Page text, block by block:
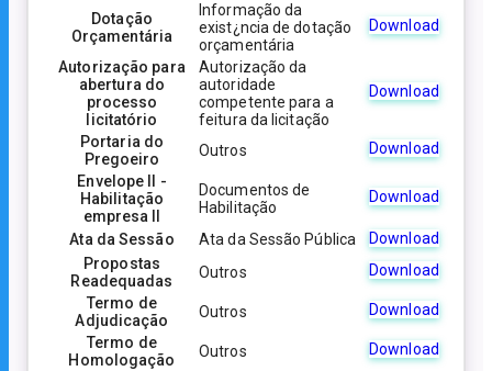
Dotação
Orçamentária
Informação da
exist¿ncia de dotação
orçamentária
Download
Autorização para
abertura do
processo
licitatório
Autorização da
autoridade
competente para a
feitura da licitação
Download
Portaria do
Pregoeiro
Outros
Download
Envelope II -
Habilitação
empresa II
Documentos de
Habilitação
Download
Ata da Sessão Ata da Sessão Pública
Download
Propostas
Readequadas
Outros
Download
Termo de
Adjudicação
Outros
Download
Termo de
Homologação
Outros
Download